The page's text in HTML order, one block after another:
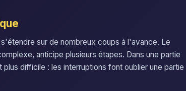
sur de nombreux coups à l'avance. Le
anticipe plusieurs étapes. Dans une partie
difficile : les interruptions font oublier une partie